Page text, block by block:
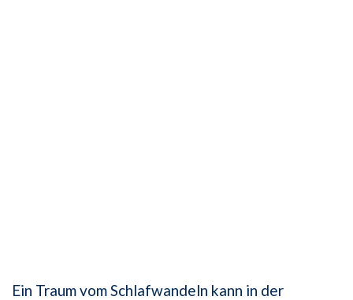
Ein Traum vom Schlafwandeln kann in der